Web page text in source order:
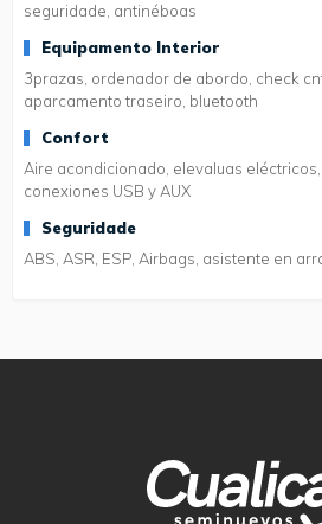
seguridade, antinéboas
Equipamento Interior
3prazas, ordenador de abordo, check
aparcamento traseiro, bluetooth
Confort
Aire acondicionado, elevaluas
conexiones USB y AUX
Seguridade
ABS, ASR, ESP, Airbags, asistente en